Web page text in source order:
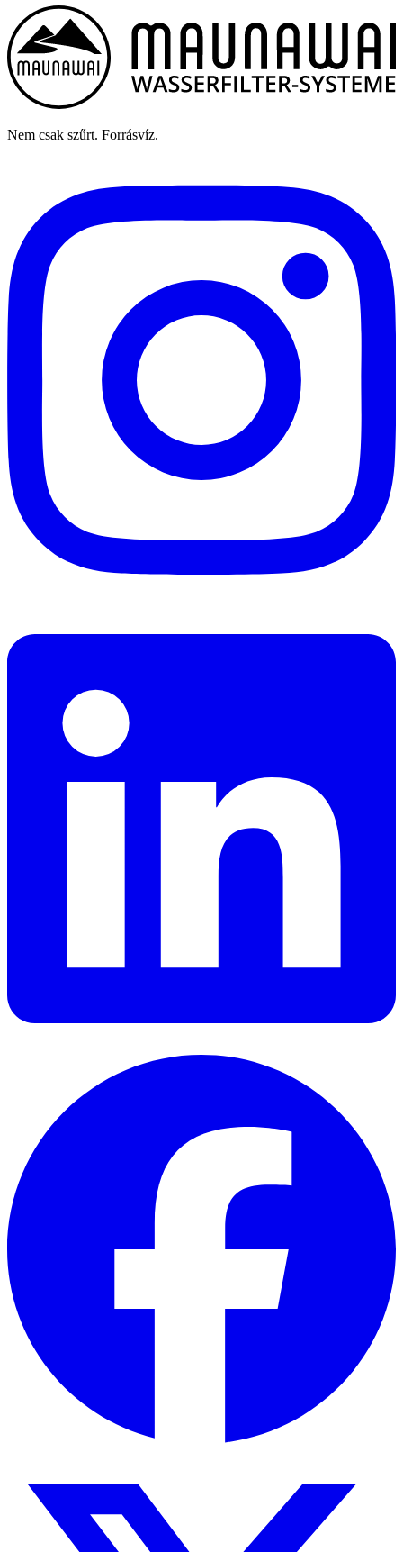
Nem csak szűrt. Forrásvíz.